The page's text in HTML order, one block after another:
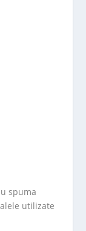
spuma
utilizate